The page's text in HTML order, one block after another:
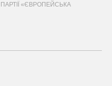
ПАРТІЇ «ЄВРОПЕЙСЬКА